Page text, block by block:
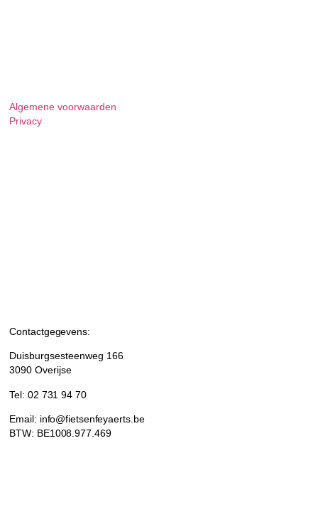
Contactgegevens:
Duisburgsesteenweg 166
3090 Overijse
Tel: 02 731 94 70
Email: info@fietsenfeyaerts.be
BTW: BE1008.977.469
Algemene voorwaarden
Privacy